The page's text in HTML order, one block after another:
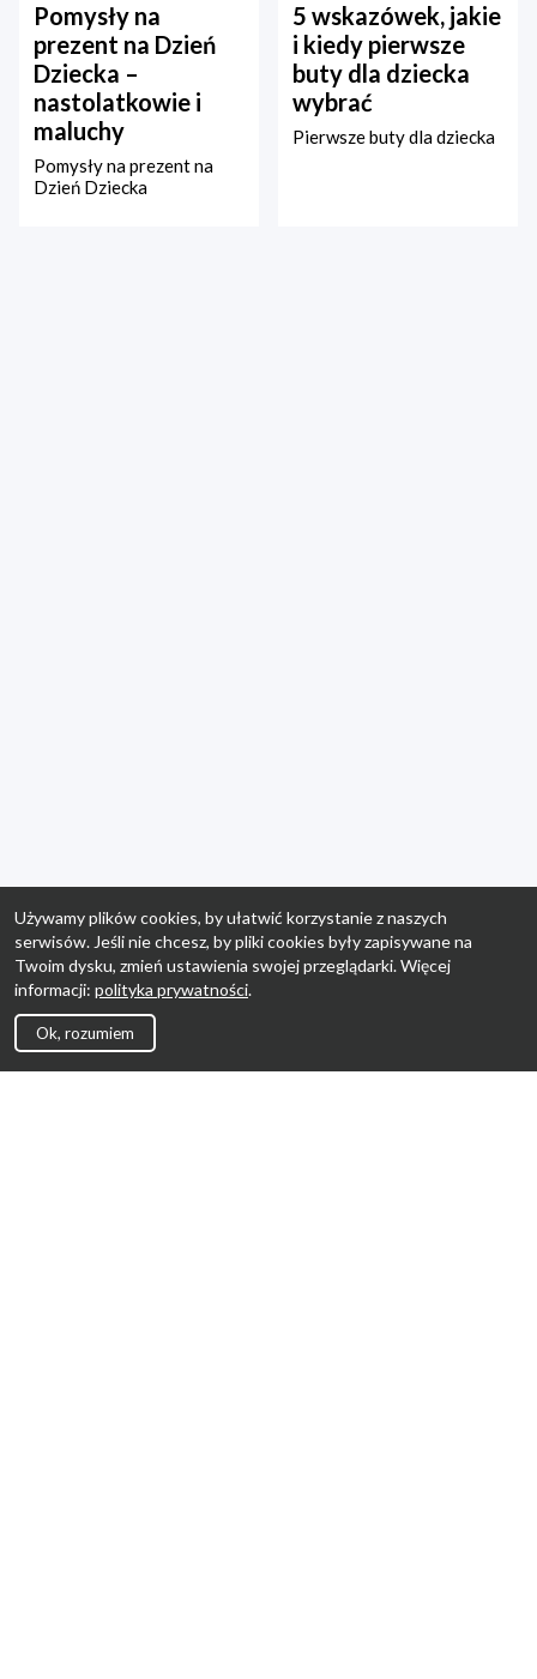
Pomysły na
prezent na Dzień
Dziecka –
nastolatkowie i
maluchy
Pomysły na prezent na
Dzień Dziecka
5 wskazówek, jakie
i kiedy pierwsze
buty dla dziecka
wybrać
Pierwsze buty dla dziecka
Używamy plików cookies, by ułatwić korzystanie z naszych
serwisów. Jeśli nie chcesz, by pliki cookies były zapisywane na
Twoim dysku, zmień ustawienia swojej przeglądarki. Więcej
informacji: polityka prywatności.
Ok, rozumiem